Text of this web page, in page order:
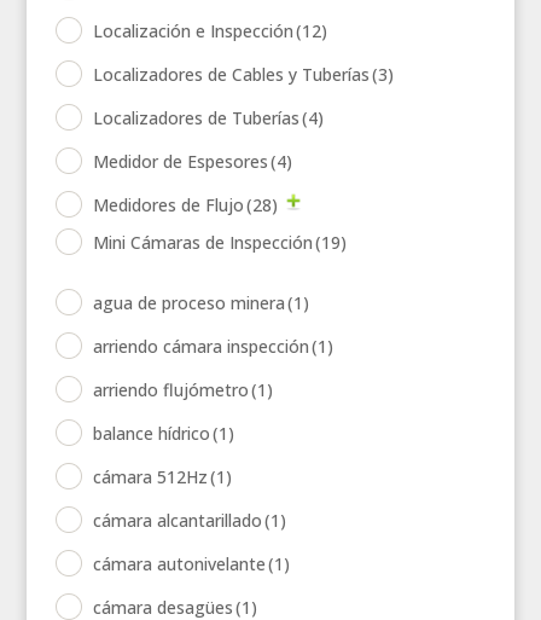
Localización e Inspección(12)
Localizadores de Cables y Tuberías(3)
Localizadores de Tuberías(4)
Medidor de Espesores(4)
Medidores de Flujo(28)
Mini Cámaras de Inspección(19)
agua de proceso minera(1)
arriendo cámara inspección(1)
arriendo flujómetro(1)
balance hídrico(1)
cámara 512Hz(1)
cámara alcantarillado(1)
cámara autonivelante(1)
cámara desagües(1)